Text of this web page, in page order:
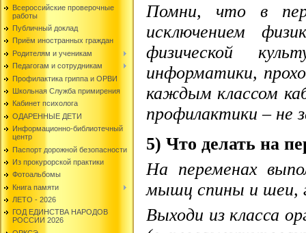
Всероссийские проверочные
работы
Публичный доклад
Приём иностранных граждан
Родителям и ученикам
Педагогам и сотрудникам
Профилактика гриппа и ОРВИ
Школьная Служба примирения
Кабинет психолога
ОДАРЕННЫЕ ДЕТИ
Информационно-библиотечный
центр
Паспорт дорожной безопасности
Из прокурорской практики
Фотоальбомы
Книга памяти
ЛЕТО - 2026
ГОД ЕДИНСТВА НАРОДОВ
РОССИИ 2026
Помни, что в
исключением
физической
информатики,
каждым классом
профилактики – не
5) Что делать на
На переменах
мышц спины и шеи,
Выходи из класса